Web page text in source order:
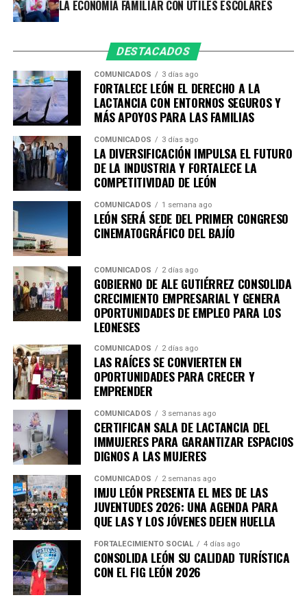
etapas de la vida, León refrenda que aquí las personas sí
cuentan, porque cada niña, niño, joven, madre y familia
es parte fundamental de la construcción de una mejor
ciudad.
LA ECONOMÍA FAMILIAR CON ÚTILES ESCOLARES
DESTACADOS
COMUNICADOS 3 días ago
FORTALECE LEÓN EL DERECHO A LA
LACTANCIA CON ENTORNOS SEGUROS Y
MÁS APOYOS PARA LAS FAMILIAS
COMUNICADOS 3 días ago
LA DIVERSIFICACIÓN IMPULSA EL FUTURO
DE LA INDUSTRIA Y FORTALECE LA
COMPETITIVIDAD DE LEÓN
COMUNICADOS 1 semana ago
LEÓN SERÁ SEDE DEL PRIMER CONGRESO
CINEMATOGRÁFICO DEL BAJÍO
COMUNICADOS 2 días ago
GOBIERNO DE ALE GUTIÉRREZ CONSOLIDA
CRECIMIENTO EMPRESARIAL Y GENERA
OPORTUNIDADES DE EMPLEO PARA LOS
LEONESES
COMUNICADOS 2 días ago
LAS RAÍCES SE CONVIERTEN EN
OPORTUNIDADES PARA CRECER Y
EMPRENDER
COMUNICADOS 3 semanas ago
CERTIFICAN SALA DE LACTANCIA DEL
IMMUJERES PARA GARANTIZAR ESPACIOS
DIGNOS A LAS MUJERES
COMUNICADOS 2 semanas ago
IMJU LEÓN PRESENTA EL MES DE LAS
JUVENTUDES 2026: UNA AGENDA PARA
QUE LAS Y LOS JÓVENES DEJEN HUELLA
FORTALECIMIENTO SOCIAL 4 días ago
CONSOLIDA LEÓN SU CALIDAD TURÍSTICA
CON EL FIG LEÓN 2026